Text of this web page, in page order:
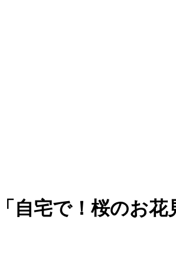
自宅で！桜のお